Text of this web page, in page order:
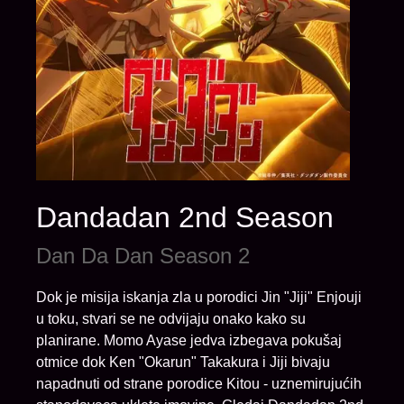
Dandadan 2nd Season
Dan Da Dan Season 2
Dok je misija iskanja zla u porodici Jin "Jiji" Enjouji
u toku, stvari se ne odvijaju onako kako su
planirane. Momo Ayase jedva izbegava pokušaj
otmice dok Ken "Okarun" Takakura i Jiji bivaju
napadnuti od strane porodice Kitou - uznemirujućih